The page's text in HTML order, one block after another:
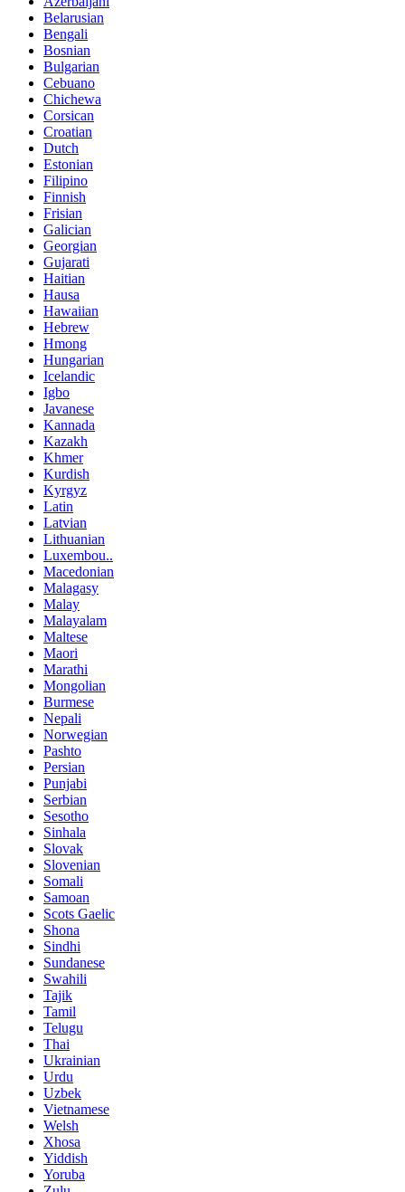
Belarusian
Bengali
Bosnian
Bulgarian
Cebuano
Chichewa
Corsican
Croatian
Dutch
Estonian
Filipino
Finnish
Frisian
Galician
Georgian
Gujarati
Haitian
Hausa
Hawaiian
Hebrew
Hmong
Hungarian
Icelandic
Igbo
Javanese
Kannada
Kazakh
Khmer
Kurdish
Kyrgyz
Latin
Latvian
Lithuanian
Luxembou..
Macedonian
Malagasy
Malay
Malayalam
Maltese
Maori
Marathi
Mongolian
Burmese
Nepali
Norwegian
Pashto
Persian
Punjabi
Serbian
Sesotho
Sinhala
Slovak
Slovenian
Somali
Samoan
Scots Gaelic
Shona
Sindhi
Sundanese
Swahili
Tajik
Tamil
Telugu
Thai
Ukrainian
Urdu
Uzbek
Vietnamese
Welsh
Xhosa
Yiddish
Yoruba